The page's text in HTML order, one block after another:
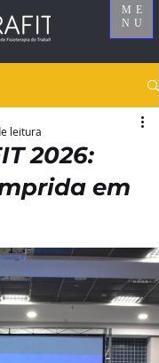
ME
NU
2026:
em
leitura